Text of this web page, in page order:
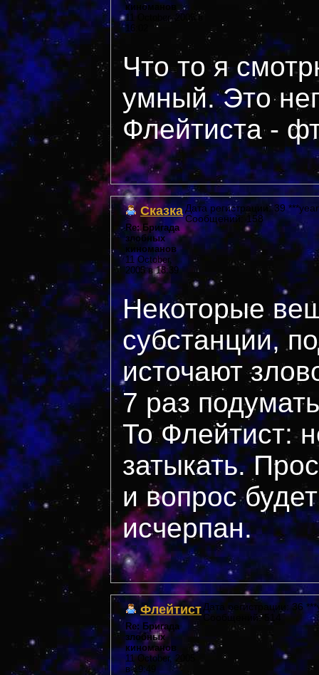
киноманов
11 October, 2005 в
16:02
Что то я
умный. Это
Флейтиста -
Сказка
Re: Бригада
злобных
киноманов
11 October,
2005 в 18:39
Дата регистрации: 39
Сообщений: 158
Некоторые
субстанции,
источают
7 раз
То Флейтист:
затыкать.
и вопрос
исчерпан.
Флейтист
Re: Бригада
злобных
киноманов
11 October, 2005
в 19:49
Дата регистрации: 36
Сообщений: 514